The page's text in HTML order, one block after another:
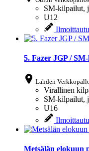
SM-kilpailut,
U12
5. Fazer JGP /
Lahden
Virallinen
SM-kilpailut,
U16
Metsälän elokuun